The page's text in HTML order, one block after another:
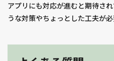
アプリにも対応が進むと期待さ
うな対策やちょっとした工夫が必